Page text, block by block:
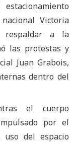
Victoria
respaldar a la
las protestas y
Juan Grabois,
dentro del
el cuerpo
por el
del espacio